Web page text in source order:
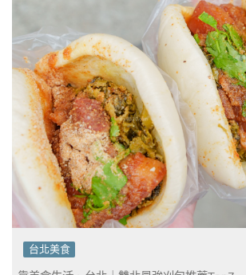
台北美食